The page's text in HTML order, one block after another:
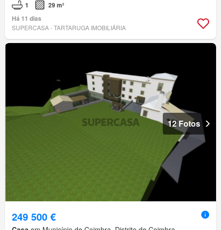
1
29 m²
Há 11 dias
SUPERCASA - TARTARUGA IMOBILIÁRIA
12 Fotos
249 500 €